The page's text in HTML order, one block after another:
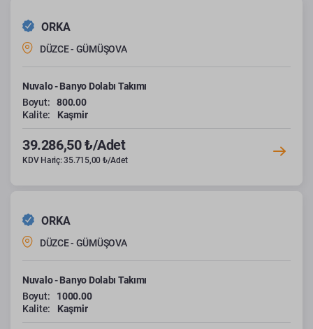
ORKA
DÜZCE - GÜMÜŞOVA
Nuvalo - Banyo Dolabı Takımı
Boyut:
800.00
Kalite:
Kaşmir
39.286,50 ₺/Adet
KDV Hariç: 35.715,00 ₺/Adet
ORKA
DÜZCE - GÜMÜŞOVA
Nuvalo - Banyo Dolabı Takımı
Boyut:
1000.00
Kalite:
Kaşmir